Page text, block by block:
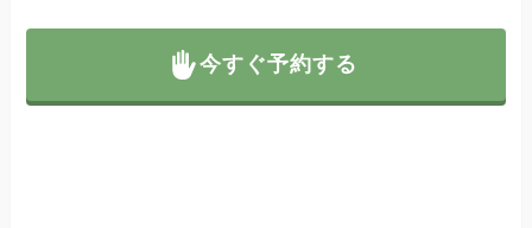
今すぐ予約する